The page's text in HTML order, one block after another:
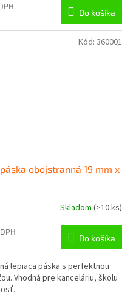
Do košíka
obojstranná 19 mm x
Skladom (>10 ks)
Do košíka
lepiaca páska s perfektnou
Vhodná pre kanceláriu, školu
Kód: 360001